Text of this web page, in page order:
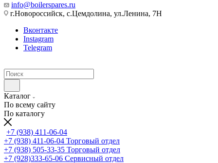
info@boilerspares.ru
г.Новороссийск, с.Цемдолина, ул.Ленина, 7Н
Вконтакте
Instagram
Telegram
Каталог
По всему сайту
По каталогу
+7 (938) 411-06-04
+7 (938) 411-06-04 Торговый отдел
+7 (938) 505-33-35 Торговый отдел
+7 (928)333-65-06 Сервисный отдел